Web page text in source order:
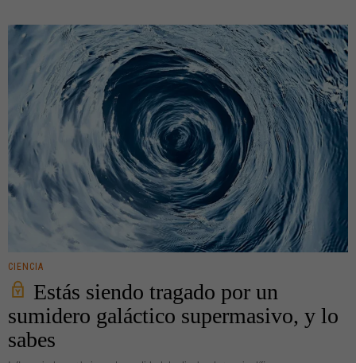
CIENCIA
Estás siendo tragado por un
sumidero galáctico supermasivo, y lo
sabes